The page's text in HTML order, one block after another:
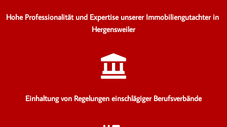
Hohe Professionalität und Expertise unserer Immobiliengutachter in
Hergensweiler
Einhaltung von Regelungen einschlägiger Berufsverbände